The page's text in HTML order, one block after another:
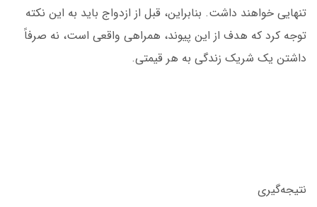
تنهایی خواهند داشت. بنابراین، قبل از ازدواج باید به این نکته
توجه کرد که هدف از این پیوند، همراهی واقعی است، نه صرفاً
داشتن یک شریک زندگی به هر قیمتی.
نتیجه‌گیری